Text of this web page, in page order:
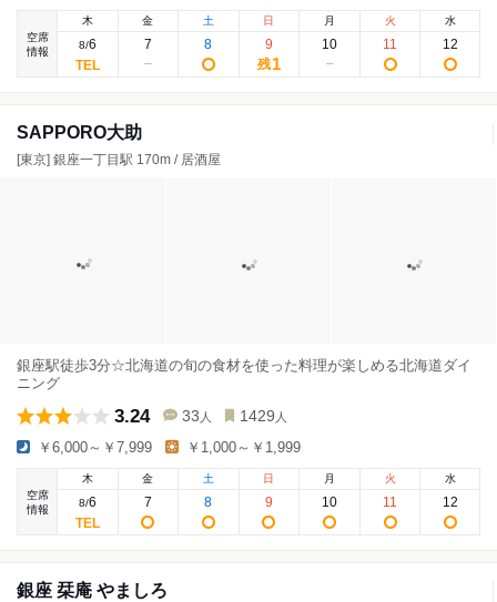
空席
情報
木
8/6
金
7
土
8
日
9
残1
月
10
火
11
水
12
SAPPORO大助
[東京] 銀座一丁目駅 170m / 居酒屋
銀座駅徒歩3分☆北海道の旬の食材を使った料理が楽しめる北海道ダイ
ニング
3.24 33 人 1429 人
￥6,000～￥7,999 ￥1,000～￥1,999
空席
情報
木
8/6
金
7
土
8
日
9
月
10
火
11
水
12
銀座 栞庵 やましろ